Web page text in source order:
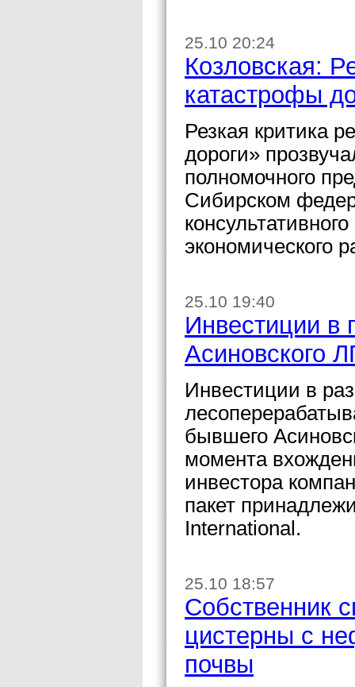
25.10 20:24
Козловская:
катастрофы
Резкая критика
дороги»
полномочного
Сибирском
экономического
25.10 19:40
Инвестиции в
Асиновского
Инвестиции в
бывшего
момента
инвестора
пакет
International.
25.10 18:57
Собственник
цистерны с
почвы